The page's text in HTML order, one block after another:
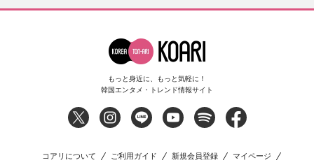
もっと身近に、もっと気軽に！
韓国エンタメ・トレンド情報サイト
コアリについて ご利用ガイド 新規会員登録
マイページ